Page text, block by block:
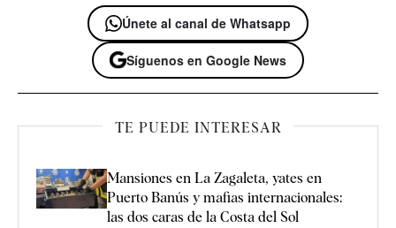
Únete al canal de Whatsapp
Síguenos en Google News
TE PUEDE INTERESAR
Mansiones en La Zagaleta, yates en
Puerto Banús y mafias internacionales:
las dos caras de la Costa del Sol